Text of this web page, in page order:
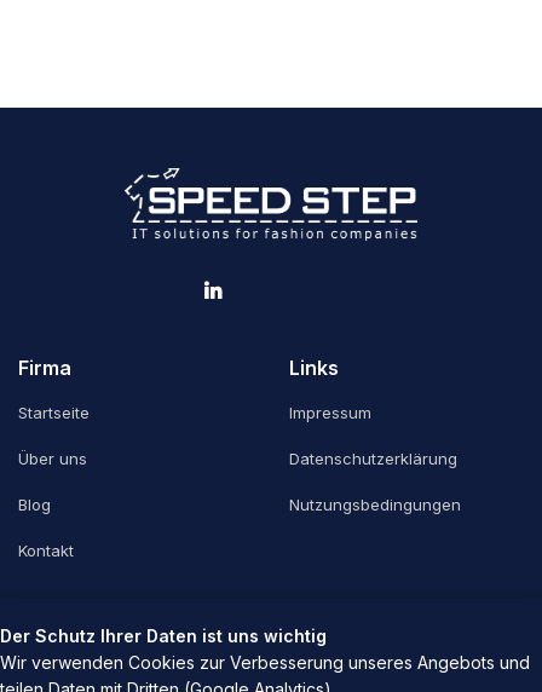
Firma
Startseite
Über uns
Blog
Kontakt
Links
Impressum
Datenschutzerklärung
Nutzungsbedingungen
Kontakt
Drosselweg 13 a
Der Schutz Ihrer Daten ist uns wichtig
Wir verwenden Cookies zur Verbesserung unseres Angebots und